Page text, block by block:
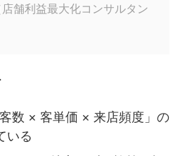
舗利益最大化コンサルタン
数 × 客単価 × 来店頻度」の
いる